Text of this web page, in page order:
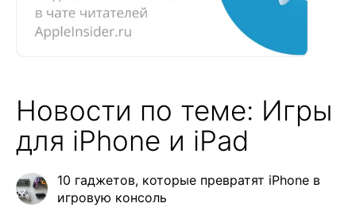
Новости по теме: Игры
для iPhone и iPad
10 гаджетов, которые превратят iPhone в
игровую консоль